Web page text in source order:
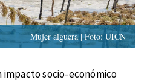
Mujer alguera | Foto: UICN
socio-económico